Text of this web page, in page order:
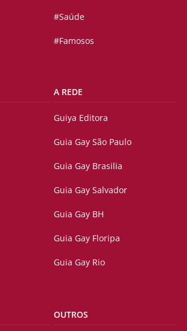
#Saúde
#Famosos
A REDE
Guiya Editora
Guia Gay São Paulo
Guia Gay Brasilia
Guia Gay Salvador
Guia Gay BH
Guia Gay Floripa
Guia Gay Rio
OUTROS